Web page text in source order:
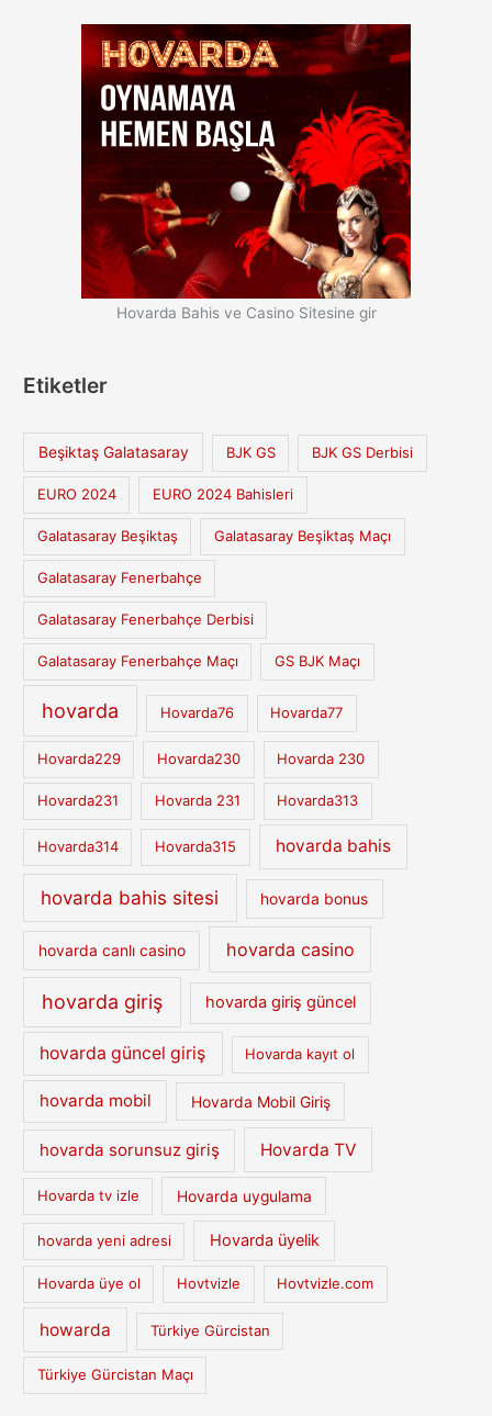
Hovarda Bahis ve Casino Sitesine gir
Etiketler
Beşiktaş Galatasaray BJK GS BJK GS Derbisi
EURO 2024 EURO 2024 Bahisleri
Galatasaray Beşiktaş Galatasaray Beşiktaş Maçı
Galatasaray Fenerbahçe
Galatasaray Fenerbahçe Derbisi
Galatasaray Fenerbahçe Maçı GS BJK Maçı
hovarda Hovarda76 Hovarda77
Hovarda229 Hovarda230 Hovarda 230
Hovarda231 Hovarda 231 Hovarda313
Hovarda314 Hovarda315 hovarda bahis
hovarda bahis sitesi hovarda bonus
hovarda canlı casino hovarda casino
hovarda giriş hovarda giriş güncel
hovarda güncel giriş Hovarda kayıt ol
hovarda mobil Hovarda Mobil Giriş
hovarda sorunsuz giriş Hovarda TV
Hovarda tv izle Hovarda uygulama
hovarda yeni adresi Hovarda üyelik
Hovarda üye ol Hovtvizle Hovtvizle.com
howarda Türkiye Gürcistan
Türkiye Gürcistan Maçı